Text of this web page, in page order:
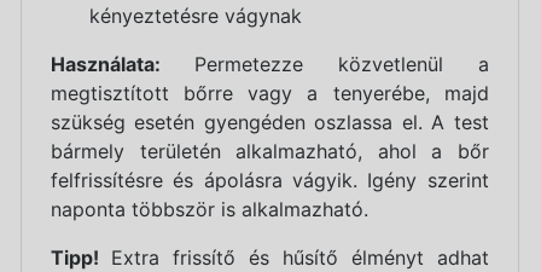
kényeztetésre vágynak
Használata: Permetezze közvetlenül a
megtisztított bőrre vagy a tenyerébe, majd
szükség esetén gyengéden oszlassa el. A test
bármely területén alkalmazható, ahol a bőr
felfrissítésre és ápolásra vágyik. Igény szerint
naponta többször is alkalmazható.
Tipp! Extra frissítő és hűsítő élményt adhat